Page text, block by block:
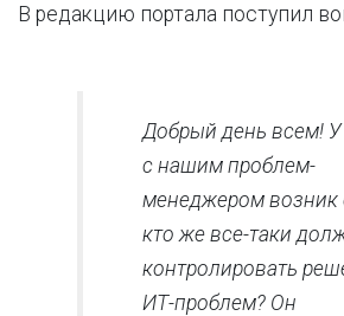
В редакцию портала поступил
Добрый день всем!
с нашим проблем-
менеджером возник
кто же все-таки
контролировать
ИТ-проблем? Он